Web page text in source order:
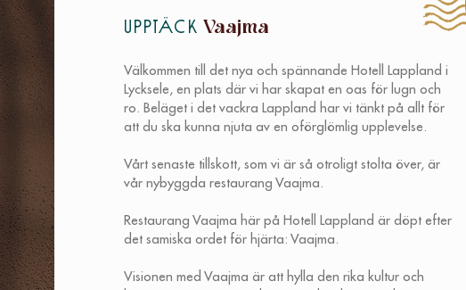
Upptäck Vaajma
Välkommen till det nya och spännande Hotell Lappland i
Lycksele, en plats där vi har skapat en oas för lugn och
ro. Beläget i det vackra Lappland har vi tänkt på allt för
att du ska kunna njuta av en oförglömlig upplevelse.
Vårt senaste tillskott, som vi är så otroligt stolta över, är
vår nybyggda restaurang Vaajma.
Restaurang Vaajma här på Hotell Lappland är döpt efter
det samiska ordet för hjärta: Vaajma.
Visionen med Vaajma är att hylla den rika kultur och